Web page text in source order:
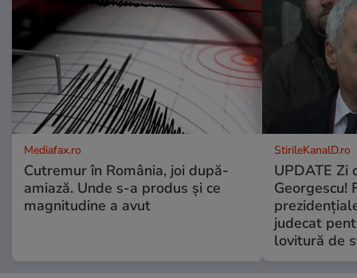
Mediafax.ro
Cutremur în România, joi după-
amiază. Unde s-a produs și ce
magnitudine a avut
StirileKanalD.ro
UPDATE Zi
Georgescu!
judecat
lovitură de